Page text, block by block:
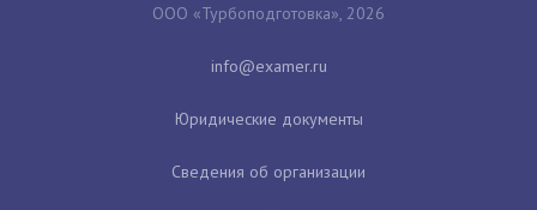
ООО «Турбоподготовка», 2026
Юридические документы
Сведения об организации